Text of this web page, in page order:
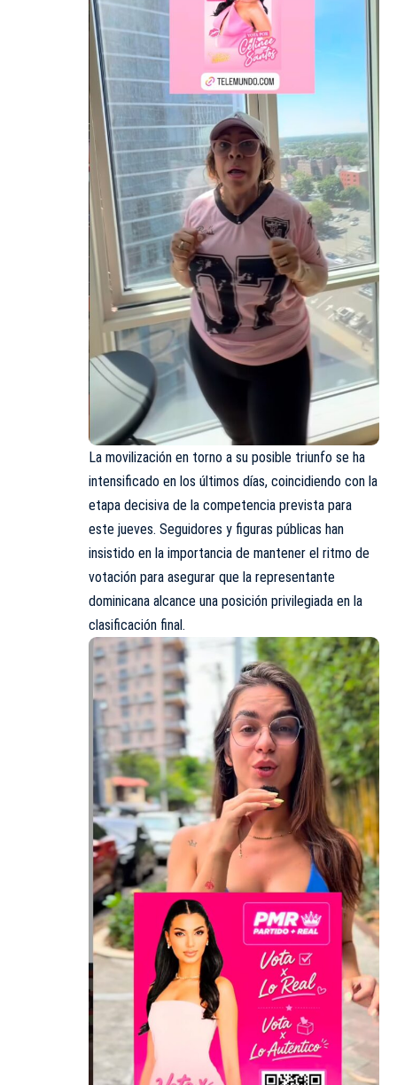
La movilización en torno a su posible triunfo se ha
intensificado en los últimos días, coincidiendo con la
etapa decisiva de la competencia prevista para
este jueves. Seguidores y figuras públicas han
insistido en la importancia de mantener el ritmo de
votación para asegurar que la representante
dominicana alcance una posición privilegiada en la
clasificación final.